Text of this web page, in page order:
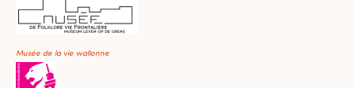
Musée de la vie wallonne